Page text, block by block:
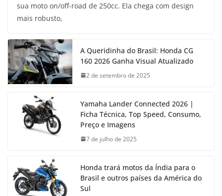
sua moto on/off-road de 250cc. Ela chega com design
mais robusto,
A Queridinha do Brasil: Honda CG
160 2026 Ganha Visual Atualizado
2 de setembro de 2025
Yamaha Lander Connected 2026 |
Ficha Técnica, Top Speed, Consumo,
Preço e Imagens
7 de julho de 2025
Honda trará motos da Índia para o
Brasil e outros países da América do
Sul